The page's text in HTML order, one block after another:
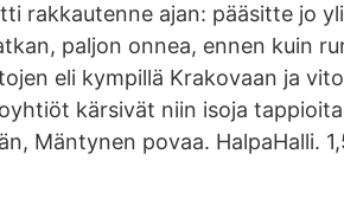
rakkautenne ajan: pääsitte jo
paljon onnea, ennen kuin
eli kympillä Krakovaan ja
kärsivät niin isoja
Mäntynen povaa. HalpaHalli.